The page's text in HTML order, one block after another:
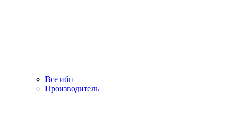
Все ибп
Производитель